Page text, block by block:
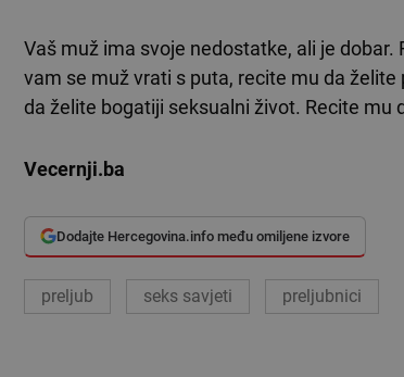
Vaš muž ima svoje nedostatke, ali je
vam se muž vrati s puta, recite mu da
da želite bogatiji seksualni život. Recite mu
Vecernji.ba
Dodajte Hercegovina.info među omiljene izvore
preljub seks savjeti preljubnici